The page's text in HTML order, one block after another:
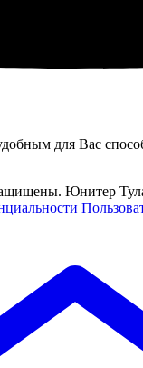
для Вас
Юнитер